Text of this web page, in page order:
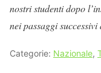
nostri studenti dopo
nei passaggi
Categorie: Nazionale,